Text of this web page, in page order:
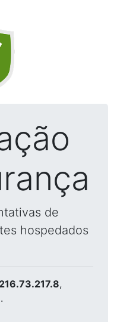
de
hospedados
216.73.217.8,